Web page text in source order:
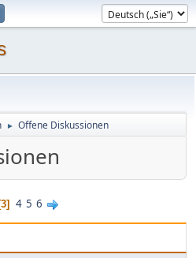
► Offene Diskussionen
3 4 5 6